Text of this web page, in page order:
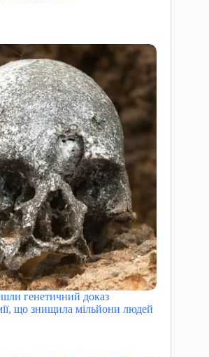
генетичний доказ
що знищила мільйони людей